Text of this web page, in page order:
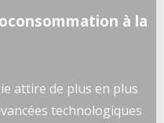
à la
attire de plus en plus
technologiques